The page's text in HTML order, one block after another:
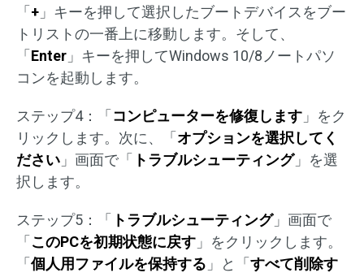
「+ 」キーを押して選択したブートデバイスをブー
トリストの一番上に移動します。そして、
「Enter 」キーを押してWindows 10/8ノートパソ
コンを起動します。
ステップ4：「コンピューターを修復します 」をク
リックします。次に、「オプションを選択してく
ださい 」画面で「 トラブルシューティング」を選
択します。
ステップ5：「 トラブルシューティング」画面で
「このPCを初期状態に戻す 」をクリックします。
「個人用ファイルを保持する 」と「すべて削除す